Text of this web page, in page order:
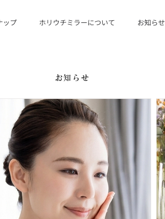
ップ ホリウチミラーについて お知らせ
お知らせ